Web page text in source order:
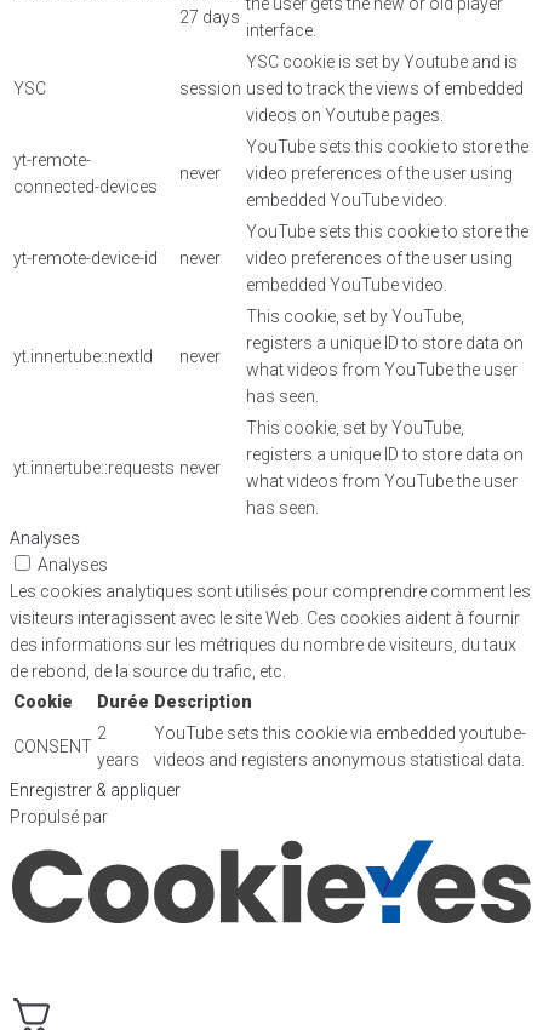
27 days
interface.
YSC session
YSC cookie is set by Youtube and is
used to track the views of embedded
videos on Youtube pages.
yt-remote-
connected-devices
never
YouTube sets this cookie to store the
video preferences of the user using
embedded YouTube video.
yt-remote-device-id never
YouTube sets this cookie to store the
video preferences of the user using
embedded YouTube video.
yt.innertube::nextId never
This cookie, set by YouTube,
registers a unique ID to store data on
what videos from YouTube the user
has seen.
yt.innertube::requests never
This cookie, set by YouTube,
registers a unique ID to store data on
what videos from YouTube the user
has seen.
Analyses
Analyses
Les cookies analytiques sont utilisés pour comprendre comment les
visiteurs interagissent avec le site Web. Ces cookies aident à fournir
des informations sur les métriques du nombre de visiteurs, du taux
de rebond, de la source du trafic, etc.
Cookie
Durée Description
CONSENT
2
years
YouTube sets this cookie via embedded youtube-
videos and registers anonymous statistical data.
Enregistrer & appliquer
Propulsé par